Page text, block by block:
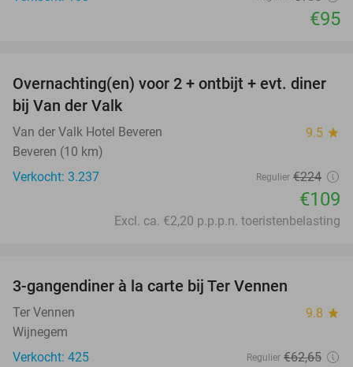
€95
51%
Overnachting(en) voor 2 + ontbijt + evt. diner
bij Van der Valk
Van der Valk Hotel Beveren 9.5 star
Beveren (10 km)
Verkocht: 3.237
Regulier €224
€109
Excl. ca. €2,20 p.p.p.n. toeristenbelasting
3-gangendiner à la carte bij Ter Vennen
Ter Vennen 9.8 star
Wijnegem
Verkocht: 425
Regulier €62,65